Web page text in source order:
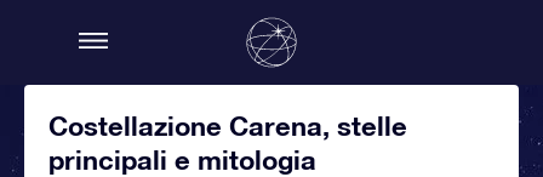
Costellazione Carena, stelle
principali e mitologia